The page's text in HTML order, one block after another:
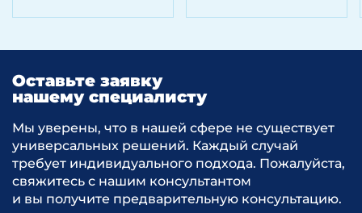
с Приказом ФНС России от 28.09.2010 N
Порядка изменения срока уплаты
налоговыми органами»)
Контроль над ходом рассмотрения
уполномоченным органом
Результат
Оставьте заявку
нашему специалисту
Мы уверены, что в нашей сфере не существует
универсальных решений. Каждый случай
требует индивидуального подхода. Пожалуйста,
свяжитесь с нашим консультантом
и вы получите предварительную консультацию.